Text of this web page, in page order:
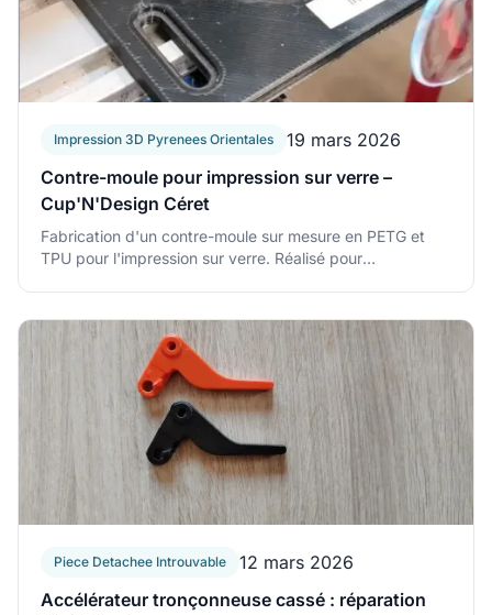
Impression 3D Pyrenees Orientales
19 mars 2026
Contre-moule pour impression sur verre –
Cup'N'Design Céret
Fabrication d'un contre-moule sur mesure en PETG et
TPU pour l'impression sur verre. Réalisé pour
Piece Detachee Introuvable
12 mars 2026
Accélérateur tronçonneuse cassé : réparation